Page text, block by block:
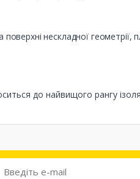
нескладної геометрії,
до найвищого рангу